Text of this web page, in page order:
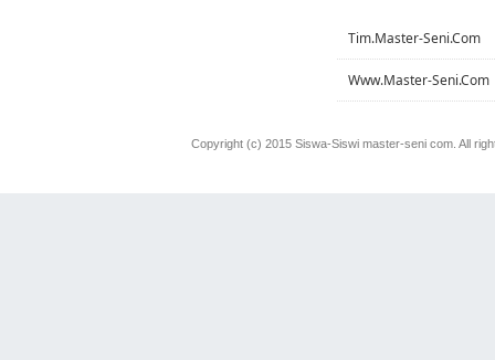
Tim.master-Seni.com
Www.master-Seni.com
Copyright (c) 2015 Siswa-Siswi master-seni com. All